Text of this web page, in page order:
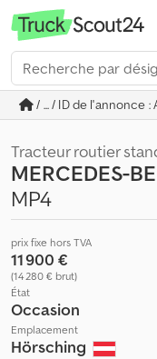
/ ... / ID de l'annonce :
Tracteur routier
MERCEDES-
MP4
prix fixe hors TVA
11 900 €
(14 280 € brut)
État
Occasion
Emplacement
Hörsching